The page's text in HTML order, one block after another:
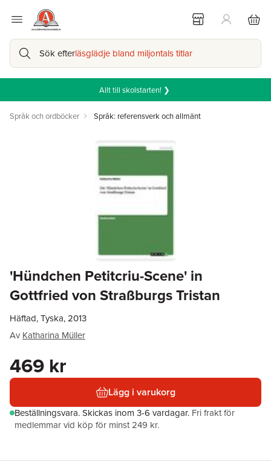
Sök efterläsglädje bland miljontals titlar
Allt till skolstarten! ❯
Språk och ordböcker Språk: referensverk och allmänt
'Hündchen Petitcriu-Scene' in
Gottfried von Straßburgs Tristan
Häftad, Tyska, 2013
Av Katharina Müller
469 kr
Lägg i varukorg
Beställningsvara.Skickas inom 3-6 vardagar. Fri frakt för
medlemmar vid köp för minst 249 kr.